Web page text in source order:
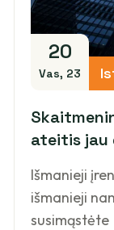
20
Vas, 23
ateitis jau
Išmanieji
išmanieji
susimąstėte